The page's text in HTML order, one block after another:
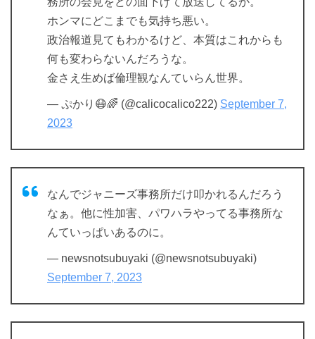
ホンマにどこまでも気持ち悪い。
政治報道見てもわかるけど、本質はこれからも
何も変わらないんだろうな。
金さえ生めば倫理観なんていらん世界。
— ぷかり😷🌈 (@calicocalico222) September 7,
2023
なんでジャニーズ事務所だけ叩かれるんだろう
なぁ。他に性加害、パワハラやってる事務所な
んていっぱいあるのに。
— newsnotsubuyaki (@newsnotsubuyaki)
September 7, 2023